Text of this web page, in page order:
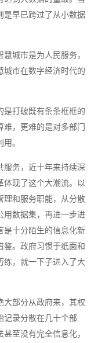
是早已跨过了从小数据
城市是为人民服务，
城市在数字经济时代的
是打破既有条条框框的
难，更难的是对多部门
。
服务，近十年来持续深
体现了这个大潮流。以
理和服务职能，从分散
用数据集，再进一步进
是十分陌生的信息化新
鉴。政府习惯于纸面和
练，就一下子进入了大
大部分从政府来，其权
记录分散在几十个部
至没有完全信息化，